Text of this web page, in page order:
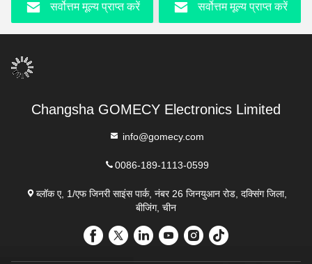
सर्वोत्तम मूल्य प्राप्त करें सर्वोत्तम मूल्य प्राप्त करें
Changsha GOMECY Electronics Limited
info@gomecy.com
0086-189-1113-0599
ब्लॉक ए, 1/एफ जिनरी साइंस पार्क, नंबर 26 जिनयुआन रोड, दक्सिंग जिला,
बीजिंग, चीन